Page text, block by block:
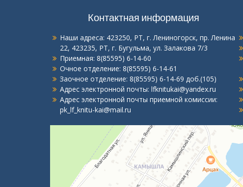
Контактная информация
Наши адреса: 423250, РТ, г. Лениногорск, пр. Ленина
22, 423235, РТ, г. Бугульма, ул. Залакова 7/3
Приемная: 8(85595) 6-14-60
Очное отделение: 8(85595) 6-14-61
Заочное отделение: 8(85595) 6-14-69 доб.(105)
Адрес электронной почты: lfknitukai@yandex.ru
Адрес электронной почты приемной комиссии:
pk_lf_knitu-kai@mail.ru